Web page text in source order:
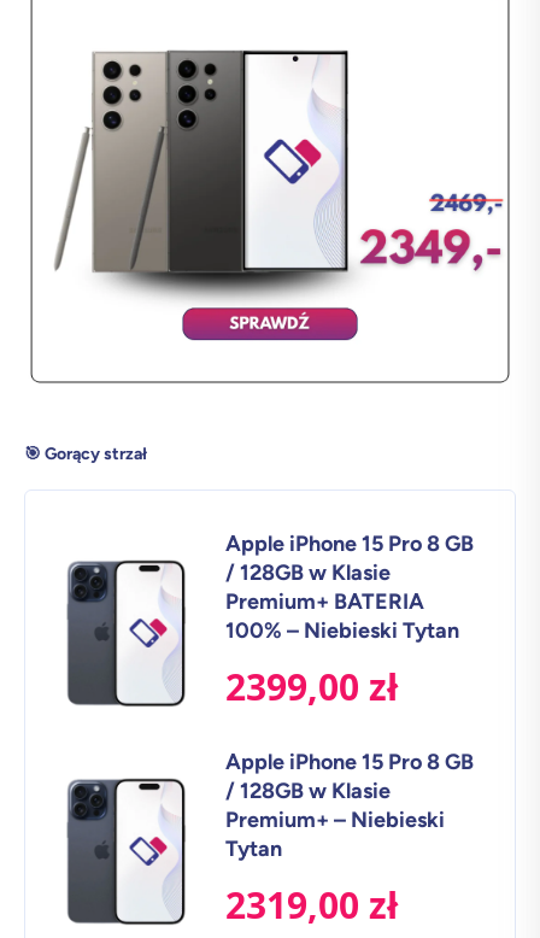
🎯 Gorący strzał
Apple iPhone 15 Pro 8 GB
/ 128GB w Klasie
Premium+ BATERIA
100% – Niebieski Tytan
2399,00 zł
Apple iPhone 15 Pro 8 GB
/ 128GB w Klasie
Premium+ – Niebieski
Tytan
2319,00 zł